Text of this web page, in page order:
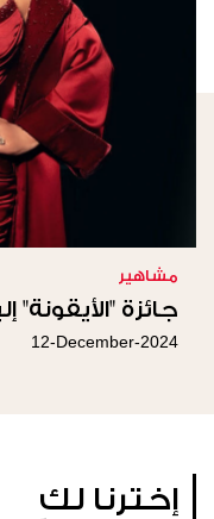
مشاهير
جائزة
12-December-2024
إخترنا لكِ